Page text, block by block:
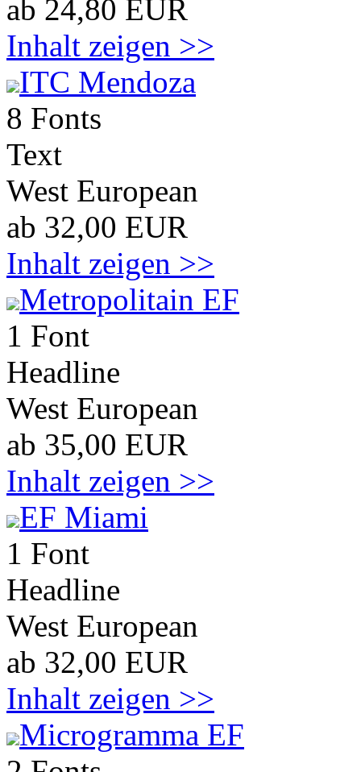
ab 24,80 EUR
Inhalt zeigen >>
ITC Mendoza
8 Fonts
Text
West European
ab 32,00 EUR
Inhalt zeigen >>
Metropolitain EF
1 Font
Headline
West European
ab 35,00 EUR
Inhalt zeigen >>
EF Miami
1 Font
Headline
West European
ab 32,00 EUR
Inhalt zeigen >>
Microgramma EF